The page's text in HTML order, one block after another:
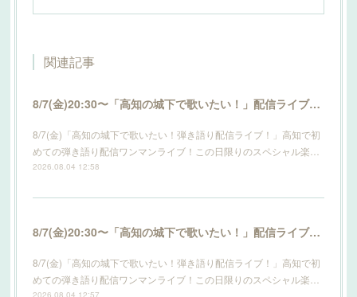
関連記事
8/7(金)20:30〜「高知の城下で歌いたい！」配信ライブ開催！詳細はこちら！
8/7(金)「高知の城下で歌いたい！弾き語り配信ライブ！」高知で初
めての弾き語り配信ワンマンライブ！この日限りのスペシャル楽…
2026.08.04 12:58
8/7(金)20:30〜「高知の城下で歌いたい！」配信ライブ開催！詳細はこちら！
8/7(金)「高知の城下で歌いたい！弾き語り配信ライブ！」高知で初
めての弾き語り配信ワンマンライブ！この日限りのスペシャル楽…
2026.08.04 12:57